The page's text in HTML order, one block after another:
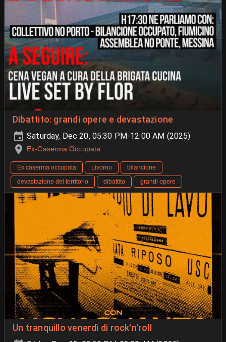
Dibattito: grandi opere e devastazione
Saturday, Dec 20, 05:30 PM-12:00 AM (2025)
Ex-Caserma Occupata
Ex caserma occupata Livorno
bilancione
devastazione del territorio
dibattito grandi opere
Un tranquillo venerdì di rock'n'roll